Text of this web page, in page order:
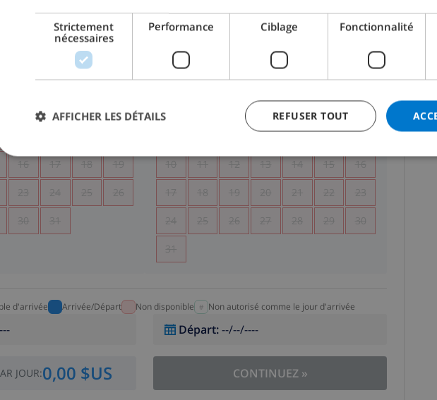
juillet 2026 août 2026
16 17 18 19
23 24 25 26
30 31
6 7 8 9
10 11 12 13 14 15 16
17 18 19 20 21 22 23
24 25 26 27 28 29 30
31
d'arrivée Arrivée/Départ Non disponible Non autorisé comme le jour d'arrivée
Départ:--/--/----
JOUR:0,00 $US CONTINUEZ»
Strictement
nécessaires
Performance Ciblage Fonctionnalité
REFUSER TOUT
AFFICHER LES DÉTAILS